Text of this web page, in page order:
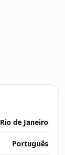
Rio de Janeiro
Português